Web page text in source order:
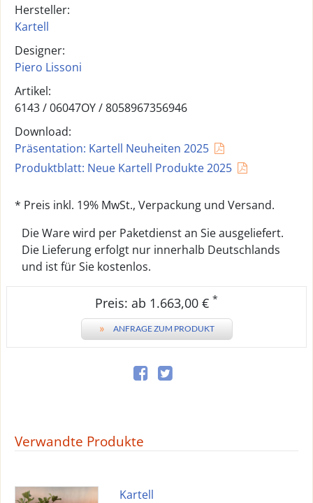
Hersteller:
Kartell
Designer:
Piero Lissoni
Artikel:
6143 /06047OY/8058967356946
Download:
Präsentation: Kartell Neuheiten 2025
Produktblatt: Neue Kartell Produkte 2025
* Preis inkl. 19% MwSt., Verpackung und Versand.
Die Ware wird per Paketdienst an Sie ausgeliefert.
Die Lieferung erfolgt nur innerhalb Deutschlands
und ist für Sie kostenlos.
Preis: ab 1.663,00 € *
» ANFRAGE ZUM PRODUKT
Verwandte Produkte
Kartell